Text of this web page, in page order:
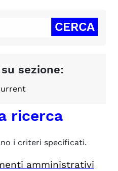
sezione:
ricerca
i criteri specificati.
amministrativi